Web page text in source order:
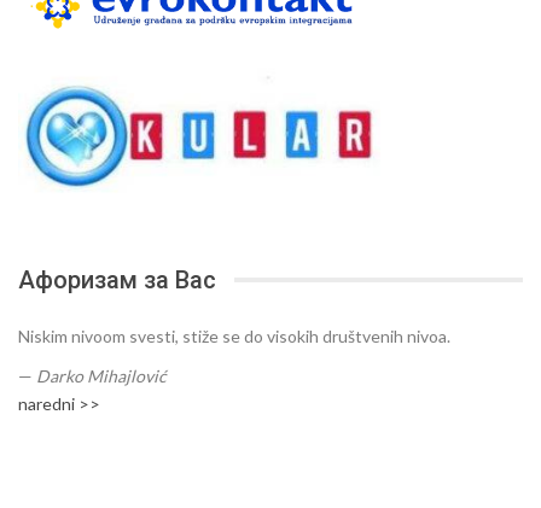
Афоризам за Вас
Niskim nivoom svesti, stiže se do visokih društvenih nivoa.
— Darko Mihajlović
naredni >>